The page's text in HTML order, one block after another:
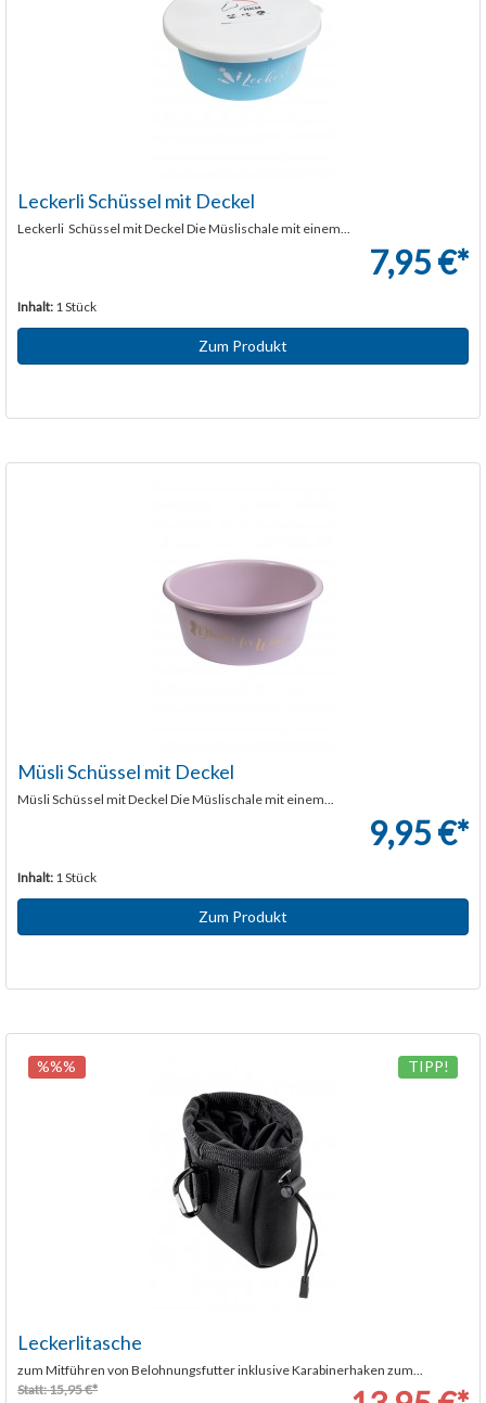
Leckerli Schüssel mit Deckel
Leckerli Schüssel mit Deckel Die Müslischale mit einem...
7,95 €*
Inhalt: 1 Stück
Zum Produkt
Müsli Schüssel mit Deckel
Müsli Schüssel mit Deckel Die Müslischale mit einem...
9,95 €*
Inhalt: 1 Stück
Zum Produkt
TIPP!
%%%
Leckerlitasche
zum Mitführen von Belohnungsfutter inklusive Karabinerhaken zum...
Statt: 15,95 €*